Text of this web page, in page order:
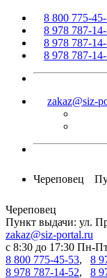
8 800 775-
8 978 787-14-
8 978 787-
8 978 787-
zakaz@siz-
Череповец
Череповец
Пункт выдачи: ул.
zakaz@siz-portal.ru
c 8:30 до 17:30 Пн-
8 800 775-45-53, 8
8 978 787-14-52, 8